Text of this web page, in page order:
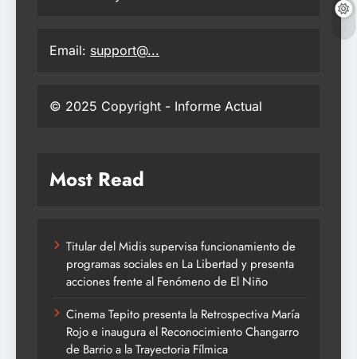
Email: support@...
© 2025 Copyright - Informe Actual
Most Read
Titular del Midis supervisa funcionamiento de
programas sociales en La Libertad y presenta
acciones frente al Fenómeno de El Niño
Cinema Tepito presenta la Retrospectiva María
Rojo e inaugura el Reconocimiento Changarro
de Barrio a la Trayectoria Fílmica